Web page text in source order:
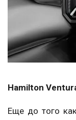
Hamilton
Еще до того